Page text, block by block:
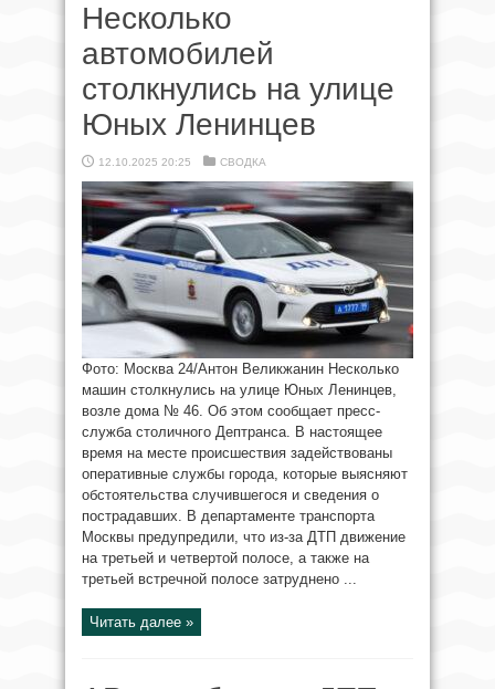
Несколько
автомобилей
столкнулись на улице
Юных Ленинцев
12.10.2025 20:25 СВОДКА
Фото: Москва 24/Антон Великжанин Несколько
машин столкнулись на улице Юных Ленинцев,
возле дома № 46. Об этом сообщает пресс-
служба столичного Дептранса. В настоящее
время на месте происшествия задействованы
оперативные службы города, которые выясняют
обстоятельства случившегося и сведения о
пострадавших. В департаменте транспорта
Москвы предупредили, что из-за ДТП движение
на третьей и четвертой полосе, а также на
третьей встречной полосе затруднено ...
Читать далее »